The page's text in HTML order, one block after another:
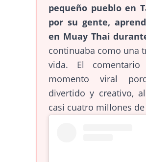
pequeño pueblo en
por su gente,
en Muay Thai
continuaba como una
vida. El
momento viral
divertido y creativo,
casi cuatro millones